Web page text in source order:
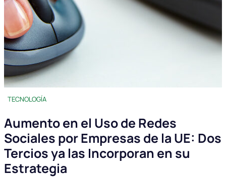
TECNOLOGÍA
Aumento en el Uso de Redes
Sociales por Empresas de la UE: Dos
Tercios ya las Incorporan en su
Estrategia